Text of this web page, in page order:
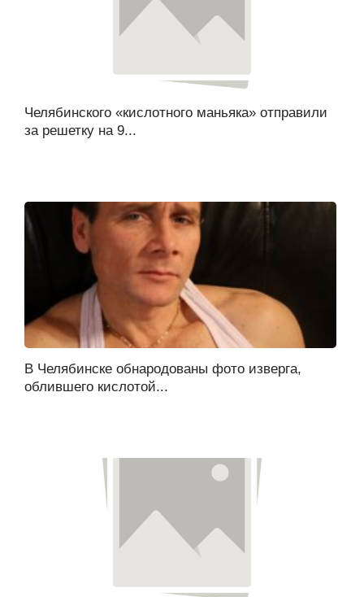
Челябинского «кислотного маньяка» отправили
за решетку на 9...
В Челябинске обнародованы фото изверга,
облившего кислотой...